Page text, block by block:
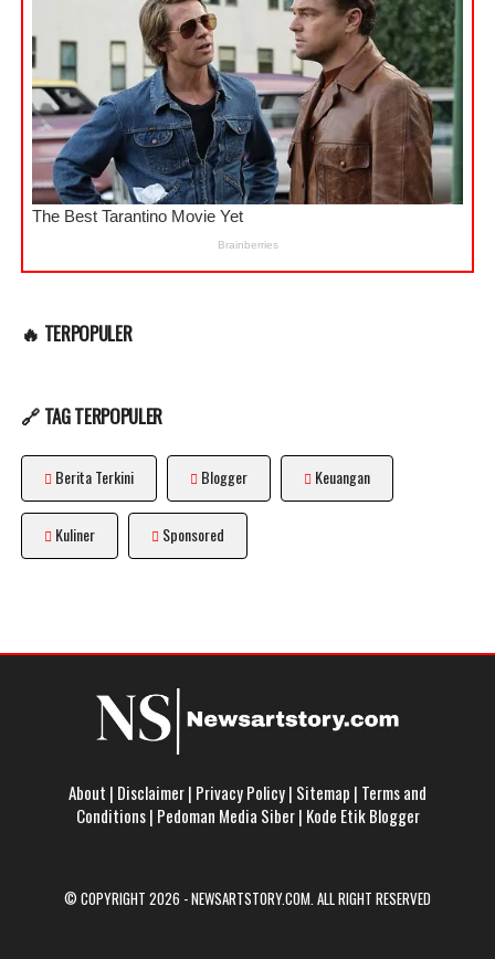
🔥 TERPOPULER
🔗 TAG TERPOPULER
Berita Terkini Blogger Keuangan
Kuliner Sponsored
About | Disclaimer| Privacy Policy| Sitemap | Terms and
Conditions| Pedoman Media Siber| Kode Etik Blogger
© COPYRIGHT 2026 -NEWSARTSTORY.COM . ALL RIGHT RESERVED